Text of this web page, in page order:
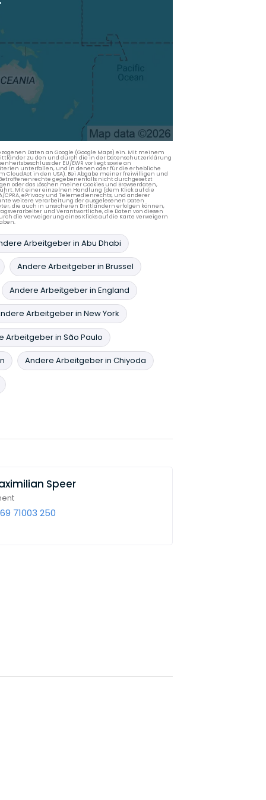
Daten an Google (Google Maps) ein. Mit meinem
zu den und durch die in der Datenschutzerklärung
der EU/EWR vorliegt sowie an
unterfallen, und in denen oder für die erhebliche
CloudAct in den USA). Bei Abgabe meiner freiwilligen und
gegebenenfalls nicht durchgesetzt
das Löschen meiner Cookies und Browserdaten,
Mit einer einzelnen Handlung (dem Klick auf die
ePrivacy und Telemedienrechts, und anderer
weitere Verarbeitung der ausgelesenen Daten
die auch in unsicheren Drittländern erfolgen können,
und Verantwortliche, die Daten von diesen
die Verweigerung eines Klicks auf die Karte verweigern
Arbeitgeber in Abu Dhabi
Andere Arbeitgeber in Brussel
Andere Arbeitgeber in England
Arbeitgeber in New York
Arbeitgeber in São Paulo
Andere Arbeitgeber in Chiyoda
Speer
71003 250